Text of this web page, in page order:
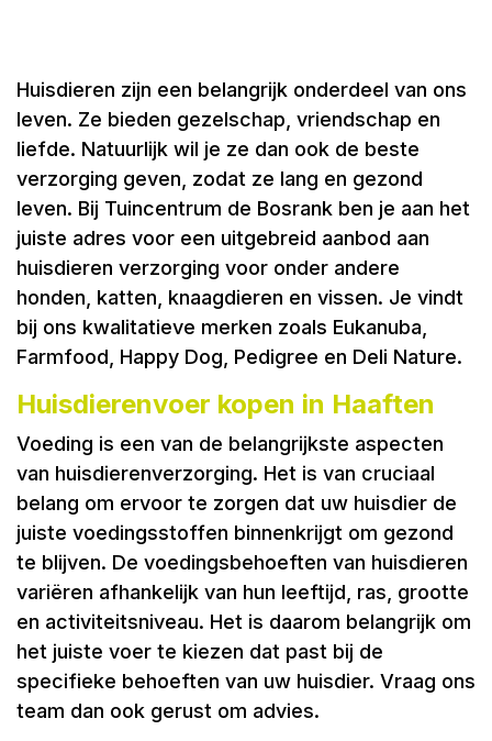
Huisdieren zijn een belangrijk onderdeel van ons
leven. Ze bieden gezelschap, vriendschap en
liefde. Natuurlijk wil je ze dan ook de beste
verzorging geven, zodat ze lang en gezond
leven. Bij Tuincentrum de Bosrank ben je aan het
juiste adres voor een uitgebreid aanbod aan
huisdieren verzorging voor onder andere
honden, katten, knaagdieren en vissen. Je vindt
bij ons kwalitatieve merken zoals Eukanuba,
Farmfood, Happy Dog, Pedigree en Deli Nature.
Huisdierenvoer kopen in Haaften
Voeding is een van de belangrijkste aspecten
van huisdierenverzorging. Het is van cruciaal
belang om ervoor te zorgen dat uw huisdier de
juiste voedingsstoffen binnenkrijgt om gezond
te blijven. De voedingsbehoeften van huisdieren
variëren afhankelijk van hun leeftijd, ras, grootte
en activiteitsniveau. Het is daarom belangrijk om
het juiste voer te kiezen dat past bij de
specifieke behoeften van uw huisdier. Vraag ons
team dan ook gerust om advies.